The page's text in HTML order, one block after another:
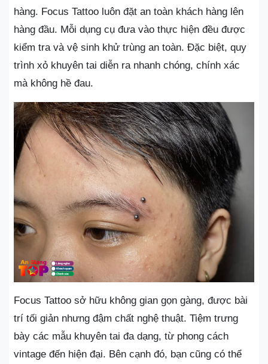
hàng. Focus Tattoo luôn đặt an toàn khách hàng lên
hàng đầu. Mỗi dụng cụ đưa vào thực hiện đều được
kiểm tra và vệ sinh khử trùng an toàn. Đặc biệt, quy
trình xỏ khuyên tai diễn ra nhanh chóng, chính xác
mà không hề đau.
Focus Tattoo sở hữu không gian gọn gàng, được bài
trí tối giản nhưng đậm chất nghệ thuật. Tiệm trưng
bày các mẫu khuyên tai đa dạng, từ phong cách
vintage đến hiện đại. Bên cạnh đó, bạn cũng có thể